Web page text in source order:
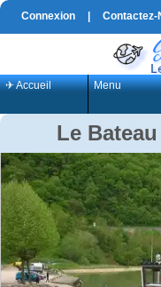
Connexion Contactez-
✈ Accueil Menu
Le